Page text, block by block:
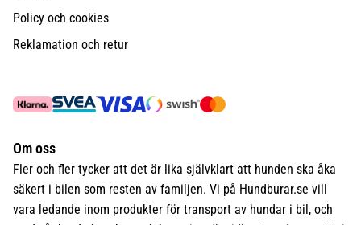
Policy och cookies
Reklamation och retur
Om oss
Fler och fler tycker att det är lika självklart att hunden ska åka
säkert i bilen som resten av familjen. Vi på Hundburar.se vill
vara ledande inom produkter för transport av hundar i bil, och